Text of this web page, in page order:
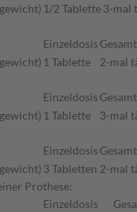
1/2 Tablette3-mal
Einzeldosis
1 Tablette 2-mal
Einzeldosis
1 Tablette 3-mal
Einzeldosis
3 Tabletten 2-mal
Prothese:
Einzeldosis